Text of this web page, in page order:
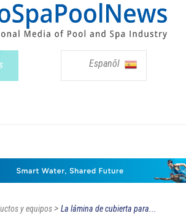
Espanõl
y equipos> La lámina de cubierta para...